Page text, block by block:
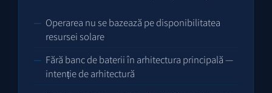
Operarea nu se bazează pe disponibilitatea
resursei solare
Fără banc de baterii în arhitectura principală —
intenție de arhitectură